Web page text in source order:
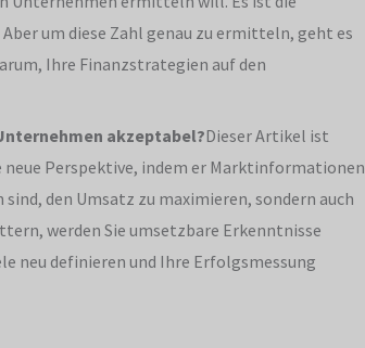
um diese Zahl genau zu ermitteln, geht es
Ihre Finanzstrategien auf den
akzeptabel?Dieser Artikel ist
Perspektive, indem er Marktinformationen
den Umsatz zu maximieren, sondern auch
werden Sie umsetzbare Erkenntnisse
neu definieren und Ihre Erfolgsmessung